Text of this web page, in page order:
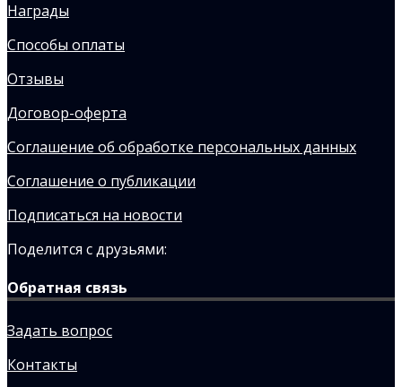
Награды
Способы оплаты
Отзывы
Договор-оферта
Соглашение об обработке персональных данных
Соглашение о публикации
Подписаться на новости
Поделится с друзьями:
Обратная связь
Задать вопрос
Контакты